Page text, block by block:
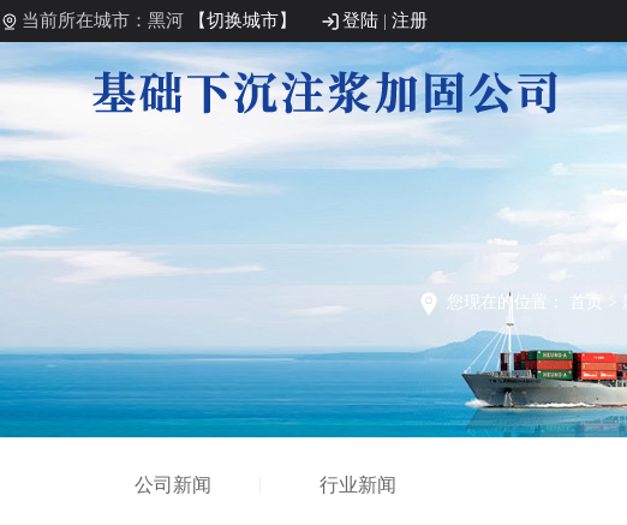
当前所在城市：黑河 【切换城市】 登陆 | 注册
您现在的位置： 首页 >
公司新闻 行业新闻